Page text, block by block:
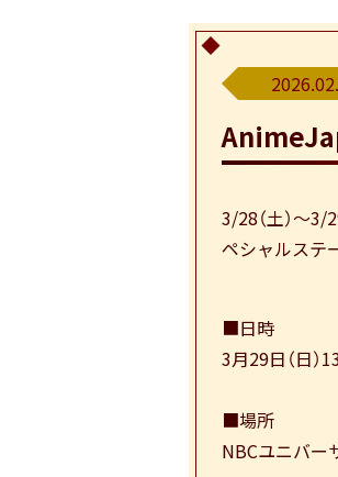
3/28（土）～
ペシャルステ
■日時
3月29日（日）
■場所
NBCユニバー